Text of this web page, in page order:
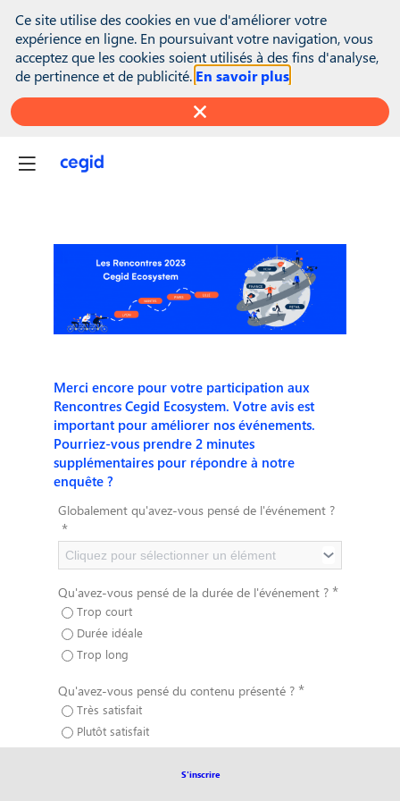
Merci encore pour votre participation aux
Rencontres Cegid Ecosystem. Votre avis est
important pour améliorer nos événements.
Pourriez-vous prendre 2 minutes
supplémentaires pour répondre à notre
enquête ?
Globalement qu'avez-vous pensé de l'événement ?
*
Cliquez pour sélectionner un élément
Qu'avez-vous pensé de la durée de l'événement ? *
Trop court
Durée idéale
Trop long
Qu'avez-vous pensé du contenu présenté ? *
Très satisfait
Plutôt satisfait
Peu satisfait
S'inscrire
Ce site utilise des cookies en vue d'améliorer votre
expérience en ligne. En poursuivant votre navigation, vous
acceptez que les cookies soient utilisés à des fins d'analyse,
de pertinence et de publicité. En savoir plus
var inwink = global.inwink || {}; global.inwink = inwink;
inwink.tracking = inwink.tracking || {}; inwink.tracking.trackers =
inwink.tracking.trackers || []; inwink.tracking.trackers.push({
script: { id : "mytracker", innerContent : '(function() {\r\n var
didInit = false;\r\n function initMunchkin() {\r\n if(didInit ===
false) {\r\n didInit = true;\r\n Munchkin.init('818-MJH-876');\r\n
'text/javascript';\r\n s.async = true;\r\n s.src =
'//munchkin.marketo.net/munchkin.js';\r\n s.onreadystatechange
[0].appendChild(s);\r\n})();' }, trackPage: function(location){},
trackAction: function(category, action, label){} }); if
(inwink.trackingStatus) inwink.trackingStatus(); })(this);